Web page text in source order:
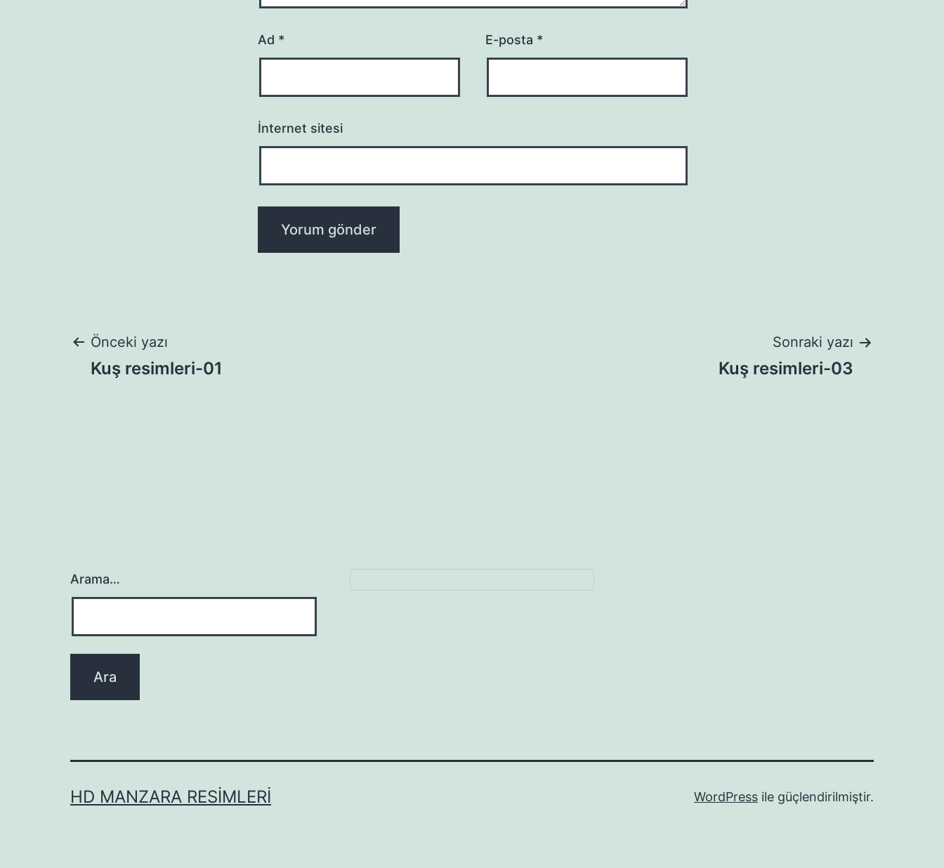
Ad * E-posta *
İnternet sitesi
Yazı
Önceki yazı
Kuş resimleri-01
Sonraki yazı
Kuş resimleri-03
Arama…
HD MANZARA RESIMLERI WordPress ile güçlendirilmiştir.